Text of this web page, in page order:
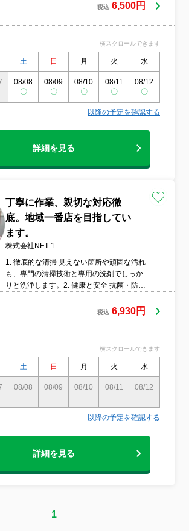
税込 6,500円
横スクロールできます
土 日 月 火 水
08/08
〇
08/09
〇
08/10
〇
08/11
〇
08/12
〇
以降の予定を確認する
詳細を見る
丁寧に作業、親切な対応徹
底。地域一番店を目指してい
ます。
株式会社NET-1
1. 徹底的な清掃 見えない箇所や頑固な汚れ
も、専門の清掃技術と専用の洗剤でしっか
りと洗浄します。2. 健康と安全 抗菌・防カ
潔で健康的な環境に保ちます。3. ニオイ対
本から解消します。訓練を受けた専門のス
税込 6,930円
横スクロールできます
土 日 月 火 水
08/08
-
08/09
-
08/10
-
08/11
-
08/12
-
以降の予定を確認する
詳細を見る
1